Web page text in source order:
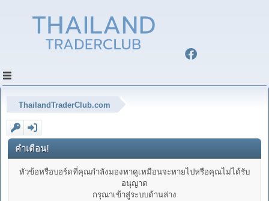
ThailandTraderClub.com
คำเตือน!
หัวข้อหรือบอร์ดที่คุณกำลังมองหาดูเหมือนจะหายไปหรือคุณไม่ได้รับ
อนุญาต
กรุณาเข้าสู่ระบบด้านล่าง